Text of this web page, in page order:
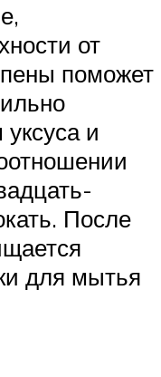
от
поможет
и
После
для мытья